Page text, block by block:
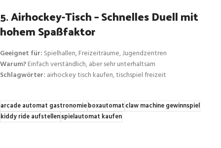
5.Airhockey-Tisch – Schnelles Duell mit
hohem Spaßfaktor
Geeignet für: Spielhallen, Freizeiträume, Jugendzentren
Warum?Einfach verständlich, aber sehr unterhaltsam
Schlagwörter: airhockey tisch kaufen, tischspiel freizeit
arcade automat gastronomieboxautomat claw machine gewinnspiel
kiddy ride aufstellenspielautomat kaufen